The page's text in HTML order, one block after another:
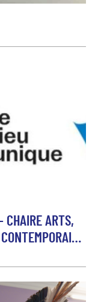
CHAIRE ARTS,